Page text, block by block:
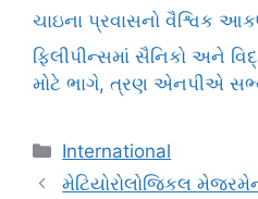
ચાઇના પ્રવાસનો વૈશ્વિક
ફિલીપીન્સમાં સૈનિકો અને
મોટે ભાગે, ત્રણ એનપીએ
Categories
International
મેટિયોરોલોજિકલ